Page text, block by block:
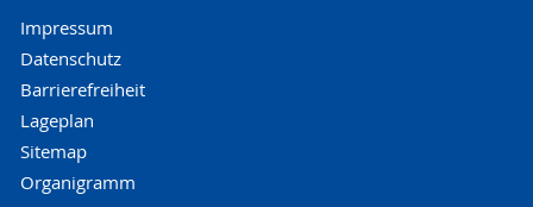
Impressum
Datenschutz
Barrierefreiheit
Lageplan
Sitemap
Organigramm